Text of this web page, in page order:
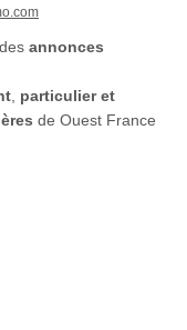
annonces
particulier et
de Ouest France